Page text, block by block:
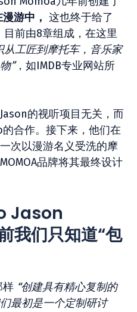
游中， 这也终于给了
前由8章组成，在这里
从工匠到摩托车，音乐家
”，如IMDB专业网站所
的视听项目无关，而
合作。接下来，他们在
次以漫游名义受洗的摩
品牌将其最终设计
Jason
我们只知道“包
样 “创建具有精心复制的
最初是一个定制研讨